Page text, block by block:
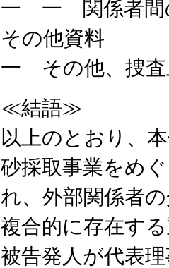
一 一 関係者間
その他資料
一 その他、捜査
≪結語≫
以上のとおり、
砂採取事業をめ
れ、外部関係者
複合的に存在す
被告発人が代表